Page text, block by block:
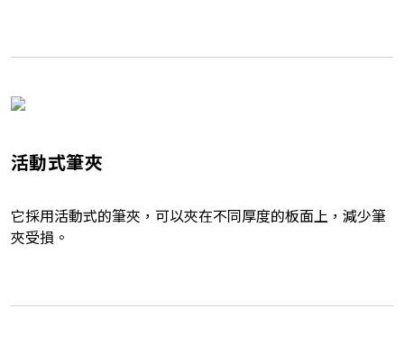
活動式筆夾
它採用活動式的筆夾，可以夾在不同厚度的板面上，減少筆
夾受損。